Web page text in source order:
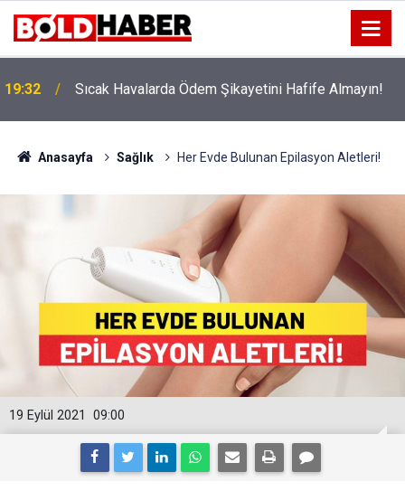
19:32 Sıcak Havalarda Ödem Şikayetini Hafife Almayın!
Anasayfa Sağlık Her Evde Bulunan Epilasyon Aletleri!
09:00
19 Eylül 2021